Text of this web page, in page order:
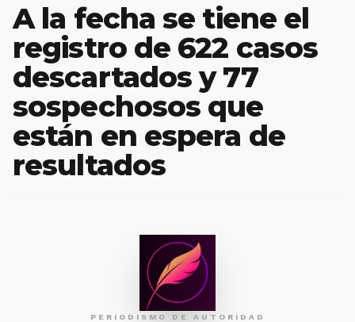
A la fecha se tiene el
registro de 622 casos
descartados y 77
sospechosos que
están en espera de
resultados
PERIODISMO DE AUTORIDAD